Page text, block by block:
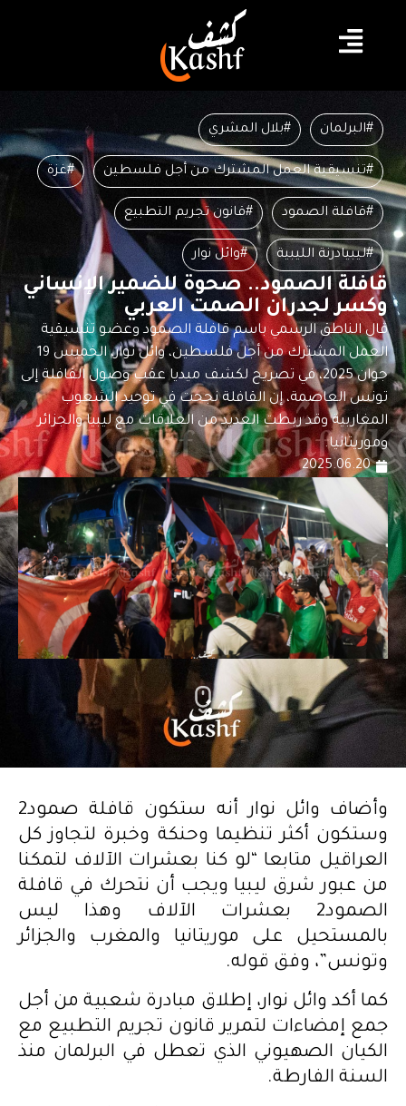
#البرلمان #بلال المشري
#تنسيقية العمل المشترك من أجل فلسطين #غزة
#قافلة الصمود #قانون تجريم التطبيع
#ليبيادرنة الليبية #وائل نوار
قافلة الصمود.. صحوة للضمير الإنساني
وكسر لجدران الصمت العربي
قال الناطق الرسمي باسم قافلة الصمود وعضو تنسيقية
العمل المشترك من أجل فلسطين، وائل نوار، الخميس 19
جوان 2025، في تصريح لكشف ميديا عقب وصول القافلة إلى
تونس العاصمة، إن القافلة نجحت في توحيد الشعوب
المغاربية وقد ربطت العديد من العلاقات مع ليبيا والجزائر
وموريتانيا.
2025.06.20
وأضاف وائل نوار أنه ستكون قافلة صمود2
وستكون أكثر تنظيما وحنكة وخبرة لتجاوز كل
العراقيل متابعا “لو كنا بعشرات الآلاف لتمكنا
من عبور شرق ليبيا ويجب أن نتحرك في قافلة
الصمود2 بعشرات الآلاف وهذا ليس
بالمستحيل على موريتانيا والمغرب والجزائر
وتونس”، وفق قوله.
كما أكد وائل نوار، إطلاق مبادرة شعبية من أجل
جمع إمضاءات لتمرير قانون تجريم التطبيع مع
الكيان الصهيوني الذي تعطل في البرلمان منذ
السنة الفارطة.